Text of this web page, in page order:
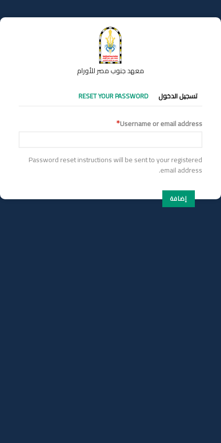
إلى
المحتوى
معهد جنوب مصر للأورام
التبويبات
الأساسية
تسجيل الدخول RESET YOUR PASSWORD
Username or email address
Password reset instructions will be sent to your registered
email address.